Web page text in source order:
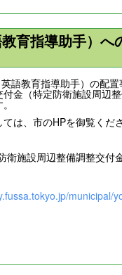
育指導助手）へ
語教育指導助手）の配置
付金（特定防衛施設周辺
は、市のHPを御覧くださ
施設周辺整備調整交付
municipal/